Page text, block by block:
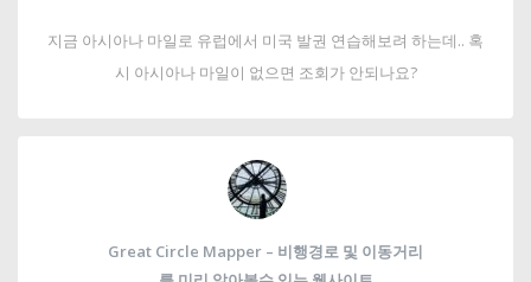
지금 아시아나 마일로 유럽에서 미국 발권 연습해보려 하는데.. 혹
시 아시아나 마일이 없으면 조회가 안되나요?
Great Circle Mapper – 비행경로 및 이동거리